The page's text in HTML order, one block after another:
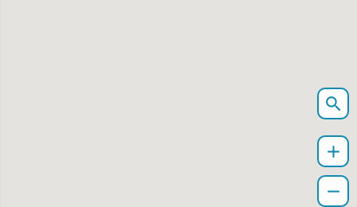
search
add
remove